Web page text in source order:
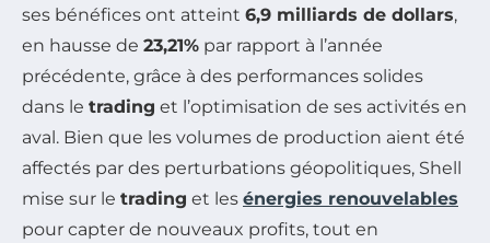
ses bénéfices ont atteint 6,9 milliards de dollars,
en hausse de 23,21% par rapport à l’année
précédente, grâce à des performances solides
dans le trading et l’optimisation de ses activités en
aval. Bien que les volumes de production aient été
affectés par des perturbations géopolitiques, Shell
mise sur le trading et les énergies renouvelables
pour capter de nouveaux profits, tout en